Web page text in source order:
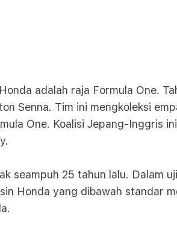
adalah raja Formula One.
Senna. Tim ini mengkoleksi
One. Koalisi Jepang-Inggris
seampuh 25 tahun lalu. Dalam
Honda yang dibawah standar